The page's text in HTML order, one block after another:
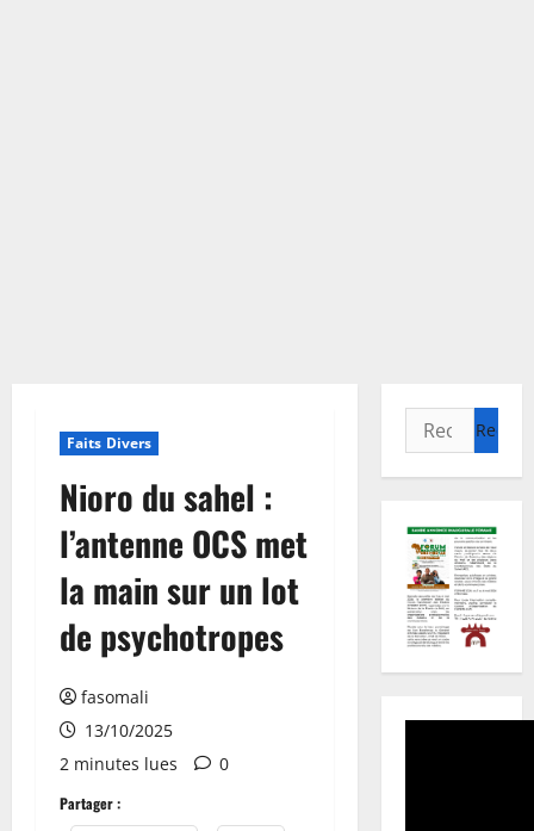
Faits Divers
Nioro du sahel :
l’antenne OCS met
la main sur un lot
de psychotropes
fasomali
13/10/2025
2 minutes lues
0
Partager :
Rechercher :